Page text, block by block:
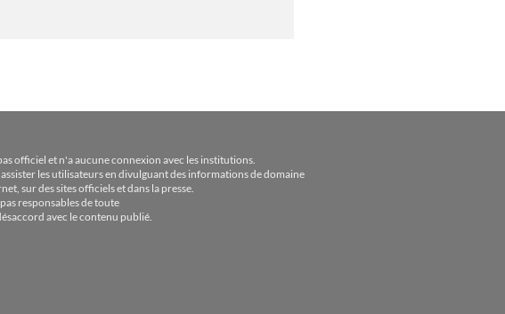
officiel et n'a aucune connexion avec les institutions.
les utilisateurs en divulguant des informations de domaine
sur des sites officiels et dans la presse.
responsables de toute
avec le contenu publié.